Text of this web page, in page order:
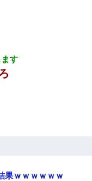
す
果ｗｗｗｗｗｗ